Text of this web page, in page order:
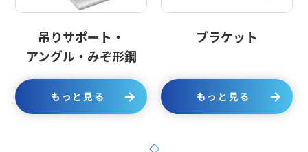
吊りサポート・
アングル・みぞ形鋼
もっと見る
ブラケット
もっと見る